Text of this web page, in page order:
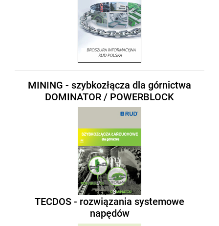
MINING - szybkozłącza dla górnictwa
DOMINATOR / POWERBLOCK
TECDOS - rozwiązania systemowe
napędów